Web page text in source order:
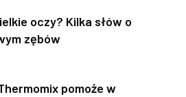
oczy? Kilka słów o
zębów
pomoże w